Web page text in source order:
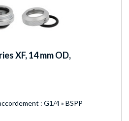
XF, 14 mm OD,
: G1/4 » BSPP